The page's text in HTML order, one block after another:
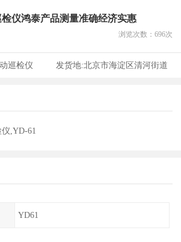
仪鸿泰产品测量准确经济实惠
浏览次数： 696次
巡检仪 发货地:北京市海淀区清河街道
,YD-61
YD61